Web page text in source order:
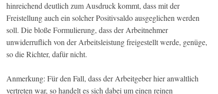
hinreichend deutlich zum Ausdruck kommt, dass mit der
Freistellung auch ein solcher Positivsaldo ausgeglichen werden
soll. Die bloße Formulierung, dass der Arbeitnehmer
unwiderruflich von der Arbeitsleistung freigestellt werde, genüge,
so die Richter, dafür nicht.
Anmerkung: Für den Fall, dass der Arbeitgeber hier anwaltlich
vertreten war, so handelt es sich dabei um einen reinen